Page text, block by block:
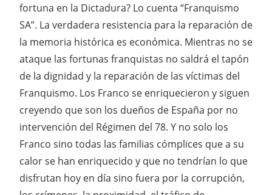
fortuna en la Dictadura? Lo cuenta “Franquismo
SA”. La verdadera resistencia para la reparación de
la memoria histórica es económica. Mientras no se
ataque las fortunas franquistas no saldrá el tapón
de la dignidad y la reparación de las víctimas del
Franquismo. Los Franco se enriquecieron y siguen
creyendo que son los dueños de España por no
intervención del Régimen del 78. Y no solo los
Franco sino todas las familias cómplices que a su
calor se han enriquecido y que no tendrían lo que
disfrutan hoy en día sino fuera por la corrupción,